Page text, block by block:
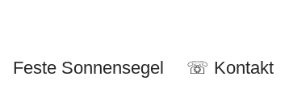
Feste Sonnensegel ☏ Kontakt